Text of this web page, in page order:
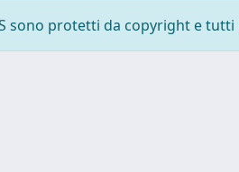
sono protetti da copyright e